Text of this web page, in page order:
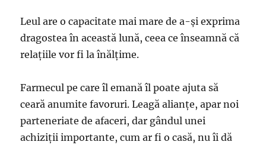
Leul are o capacitate mai mare de a-şi exprima
dragostea în această lună, ceea ce înseamnă că
relaţiile vor fi la înălţime.
Farmecul pe care îl emană îl poate ajuta să
ceară anumite favoruri. Leagă alianţe, apar noi
parteneriate de afaceri, dar gândul unei
achiziţii importante, cum ar fi o casă, nu îi dă